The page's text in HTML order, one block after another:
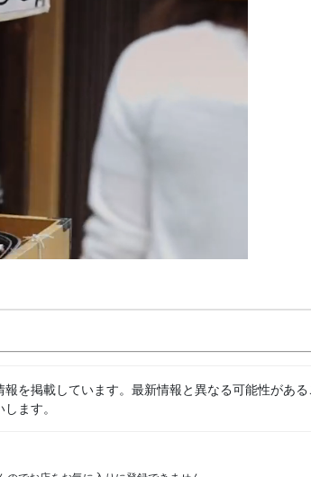
を掲載しています。最新情報と異なる可能性があ
ます。